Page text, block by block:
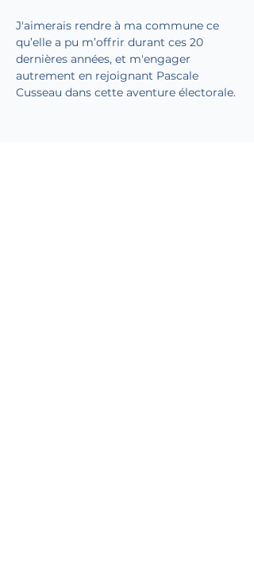
J'aimerais rendre à ma commune ce
qu’elle a pu m’offrir durant ces 20
dernières années, et m'engager
autrement en rejoignant Pascale
Cusseau dans cette aventure électorale.